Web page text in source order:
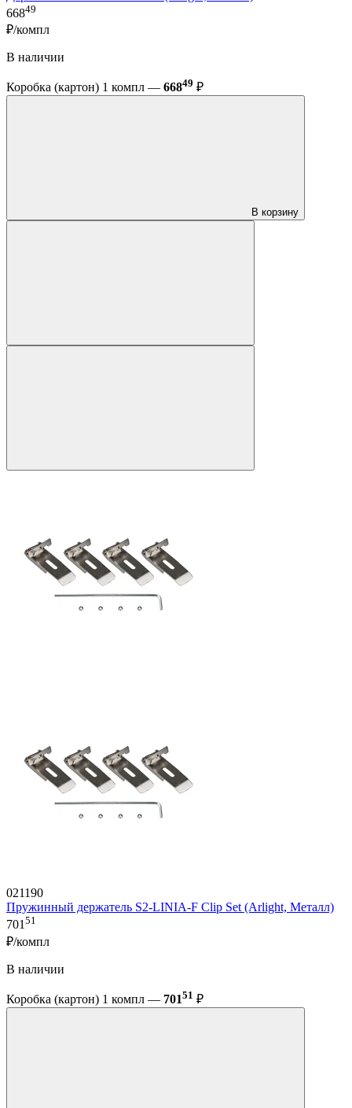
66849
₽/компл
В наличии
Коробка (картон) 1 компл — 66849 ₽
В корзину
021190
Пружинный держатель S2-LINIA-F Clip Set (Arlight, Металл)
70151
₽/компл
В наличии
Коробка (картон) 1 компл — 70151 ₽